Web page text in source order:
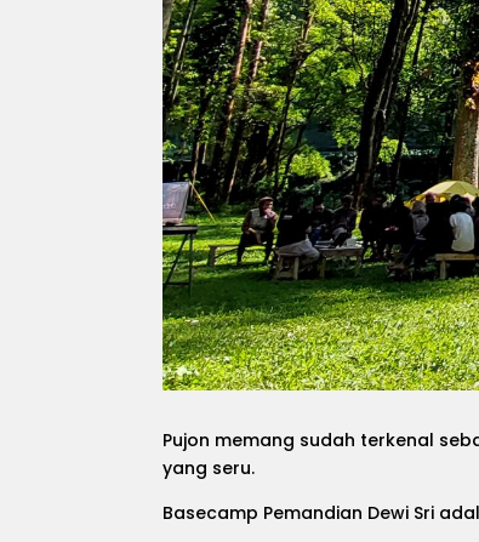
Pujon memang sudah terkenal
yang seru.
Basecamp Pemandian Dewi Sri